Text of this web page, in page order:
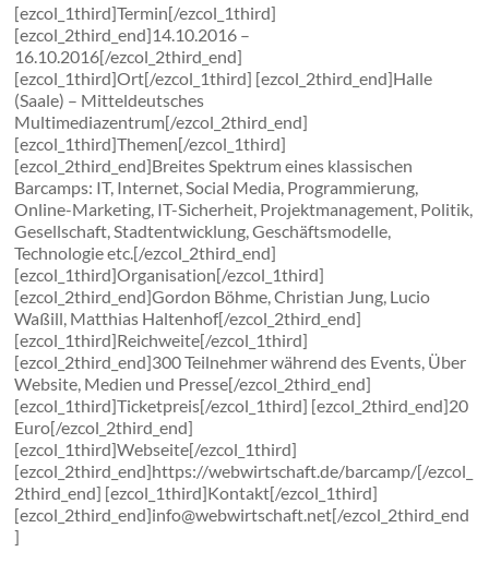
[ezcol_1third]Termin[/ezcol_1third]
[ezcol_2third_end]14.10.2016 –
16.10.2016[/ezcol_2third_end]
[ezcol_1third]Ort[/ezcol_1third] [ezcol_2third_end]Halle
(Saale) – Mitteldeutsches
Multimediazentrum[/ezcol_2third_end]
[ezcol_1third]Themen[/ezcol_1third]
[ezcol_2third_end]Breites Spektrum eines klassischen
Barcamps: IT, Internet, Social Media, Programmierung,
Online-Marketing, IT-Sicherheit, Projektmanagement, Politik,
Gesellschaft, Stadtentwicklung, Geschäftsmodelle,
Technologie etc.[/ezcol_2third_end]
[ezcol_1third]Organisation[/ezcol_1third]
[ezcol_2third_end]Gordon Böhme, Christian Jung, Lucio
Waßill, Matthias Haltenhof[/ezcol_2third_end]
[ezcol_1third]Reichweite[/ezcol_1third]
[ezcol_2third_end]300 Teilnehmer während des Events, Über
Website, Medien und Presse[/ezcol_2third_end]
[ezcol_1third]Ticketpreis[/ezcol_1third] [ezcol_2third_end]20
Euro[/ezcol_2third_end]
[ezcol_1third]Webseite[/ezcol_1third]
[ezcol_2third_end]https://webwirtschaft.de/barcamp/[/ezcol_
2third_end] [ezcol_1third]Kontakt[/ezcol_1third]
[ezcol_2third_end]info@webwirtschaft.net[/ezcol_2third_end
]